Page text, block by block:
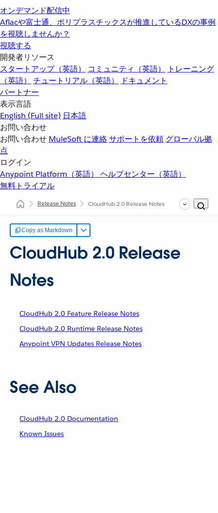
オンデマンド配信中
Aflacや富士通、ポリプラスチックスが推進しているDXの事例
を視聴しませんか？
視聴する
開発者リソース
スタートアップ（英語）
コミュニティ（英語）
トレーニング
（英語）
チュートリアル（英語）
ドキュメント
パートナー
表示言語
English (Full site) 日本語
お問い合わせ
お問い合わせ MuleSoft に連絡サポートを依頼 グローバル拠
点
ログイン
Anypoint Platform（英語） ヘルプセンター（英語）
無料トライアル
Release Notes CloudHub 2.0 Release Notes
Copy as Markdown
CloudHub 2.0 Release
Notes
CloudHub 2.0 Feature Release Notes
CloudHub 2.0 Runtime Release Notes
Anypoint VPN Updates Release Notes
See Also
CloudHub 2.0 Documentation
Known Issues